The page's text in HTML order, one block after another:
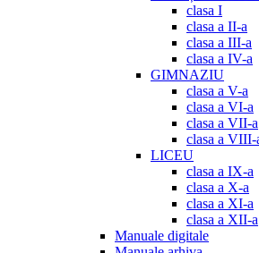
clasa I
clasa a II-a
clasa a III-a
clasa a IV-a
GIMNAZIU
clasa a V-a
clasa a VI-a
clasa a VII-a
clasa a VIII-
LICEU
clasa a IX-a
clasa a X-a
clasa a XI-a
clasa a XII-a
Manuale digitale